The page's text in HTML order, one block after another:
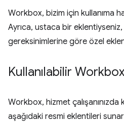
Workbox, bizim için kullanıma
Ayrıca, ustaca bir eklentiyseniz,
gereksinimlerine göre özel
Kullanılabilir
Workbox, hizmet çalışanınızda
aşağıdaki resmi eklentileri